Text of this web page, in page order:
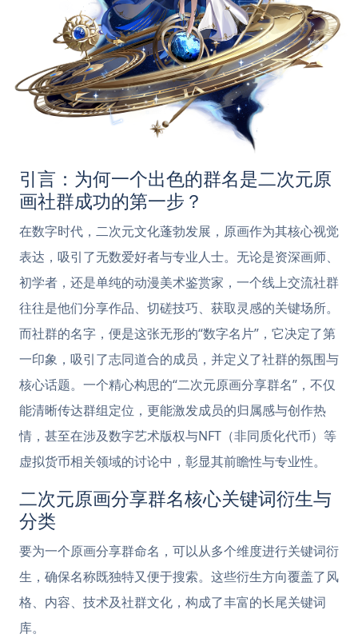
引言：为何一个出色的群名是二次元原
画社群成功的第一步？
在数字时代，二次元文化蓬勃发展，原画作为其核心视觉
表达，吸引了无数爱好者与专业人士。无论是资深画师、
初学者，还是单纯的动漫美术鉴赏家，一个线上交流社群
往往是他们分享作品、切磋技巧、获取灵感的关键场所。
而社群的名字，便是这张无形的“数字名片”，它决定了第
一印象，吸引了志同道合的成员，并定义了社群的氛围与
核心话题。一个精心构思的“二次元原画分享群名”，不仅
能清晰传达群组定位，更能激发成员的归属感与创作热
情，甚至在涉及数字艺术版权与NFT（非同质化代币）等
虚拟货币相关领域的讨论中，彰显其前瞻性与专业性。
二次元原画分享群名核心关键词衍生与
分类
要为一个原画分享群命名，可以从多个维度进行关键词衍
生，确保名称既独特又便于搜索。这些衍生方向覆盖了风
格、内容、技术及社群文化，构成了丰富的长尾关键词
库。